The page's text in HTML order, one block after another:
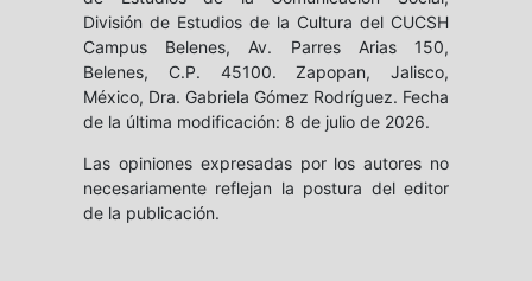
División de Estudios de la Cultura del CUCSH
Campus Belenes, Av. Parres Arias 150,
Belenes, C.P. 45100. Zapopan, Jalisco,
México, Dra. Gabriela Gómez Rodríguez. Fecha
de la última modificación: 8 de julio de 2026.
Las opiniones expresadas por los autores no
necesariamente reflejan la postura del editor
de la publicación.